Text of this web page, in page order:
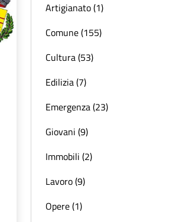
Artigianato (1)
Comune (155)
Cultura (53)
Edilizia (7)
Emergenza (23)
Giovani (9)
Immobili (2)
Lavoro (9)
Opere (1)